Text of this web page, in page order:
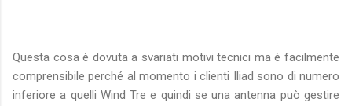
Questa cosa è dovuta a svariati motivi tecnici ma è facilmente
comprensibile perché al momento i clienti Iliad sono di numero
inferiore a quelli Wind Tre e quindi se una antenna può gestire